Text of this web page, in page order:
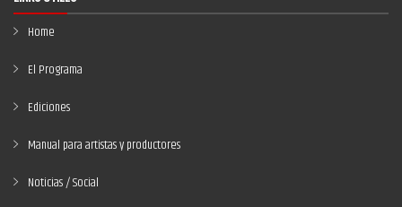
Home
El Programa
Ediciones
Manual para artistas y productores
Noticias / Social